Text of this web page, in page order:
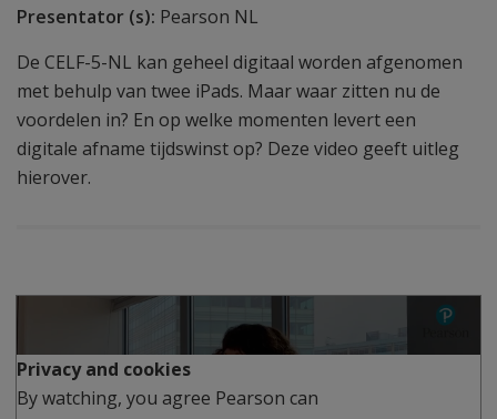
Presentator (s): Pearson NL
De CELF-5-NL kan geheel digitaal worden afgenomen
met behulp van twee iPads. Maar waar zitten nu de
voordelen in? En op welke momenten levert een
digitale afname tijdswinst op? Deze video geeft uitleg
hierover.
Privacy and cookies
By watching, you agree Pearson can